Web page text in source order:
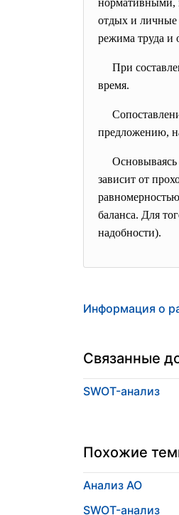
нормативными,
отдых и личные
режима труда и
При
время.
предложению,
зависит от
баланса. Для
надобности).
Информация о
Связанные
SWOT-анализ
Похожие
Анализ АО
SWOT-анализ